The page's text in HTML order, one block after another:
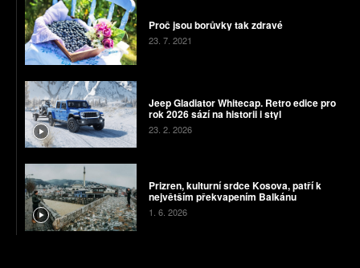
Proč jsou borůvky tak zdravé
23. 7. 2021
Jeep Gladiator Whitecap. Retro edice pro
rok 2026 sází na historii i styl
23. 2. 2026
Prizren, kulturní srdce Kosova, patří k
největším překvapením Balkánu
1. 6. 2026